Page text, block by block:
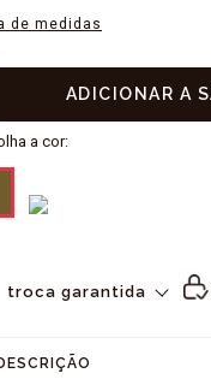
de medidas
troca garantida